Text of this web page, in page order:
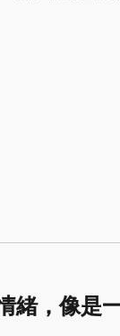
緒，像是